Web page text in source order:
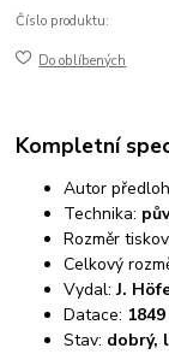
Číslo produktu:
Do oblíbených
Kompletní
Autor
Technika:
Rozměr
Celkový
Vydal:J.
Datace: 1849
Stav: dobrý,